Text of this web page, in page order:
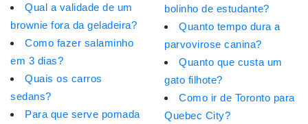
Qual a validade de um
brownie fora da geladeira?
Como fazer salaminho
em 3 dias?
Quais os carros
sedans?
Para que serve pomada
bolinho de estudante?
Quanto tempo dura a
parvovirose canina?
Quanto que custa um
gato filhote?
Como ir de Toronto para
Quebec City?